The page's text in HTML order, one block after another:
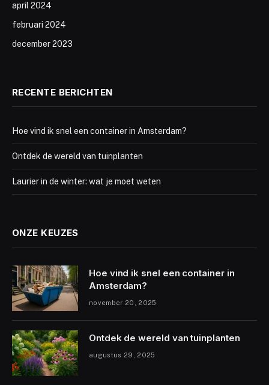
april 2024
februari 2024
december 2023
RECENTE BERICHTEN
Hoe vind ik snel een container in Amsterdam?
Ontdek de wereld van tuinplanten
Laurier in de winter: wat je moet weten
ONZE KEUZES
Hoe vind ik snel een container in
Amsterdam?
november 20, 2025
Ontdek de wereld van tuinplanten
augustus 29, 2025